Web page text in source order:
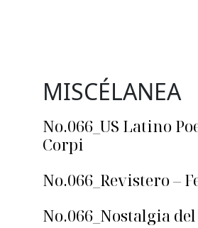
MISCÉLANEA
No.066_US Latino
Corpi
No.066_Revistero –
No.066_Nostalgia